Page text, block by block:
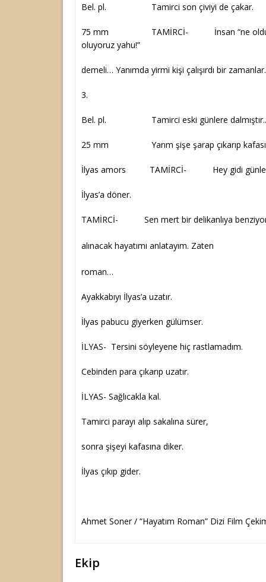
Bel. pl. Tamirci son çiviyi de çakar.
75 mm TAMİRCİ- İnsan “ne oldum”
oluyoruz yahu!”
demeli… Yanımda yirmi kişi çalışırdı bir zamanlar.
3.
Bel. pl. Tamirci eski günlere dalmıştır..
25 mm Yarım şişe şarap çıkarıp
İlyas amors TAMİRCİ- Hey gidi
İlyas’a döner.
TAMİRCİ- Sen mert bir delikanlıya
alınacak hayatımı anlatayım. Zaten
roman…
Ayakkabıyı İlyas’a uzatır.
İlyas pabucu giyerken gülümser.
İLYAS- Tersini söyleyene hiç rastlamadım.
Cebinden para çıkarıp uzatır.
İLYAS- Sağlıcakla kal.
Tamirci parayı alıp sakalına sürer,
sonra şişeyi kafasına diker.
İlyas çıkıp gider.
Ahmet Soner / “Hayatım Roman” Dizi Film
Ekip